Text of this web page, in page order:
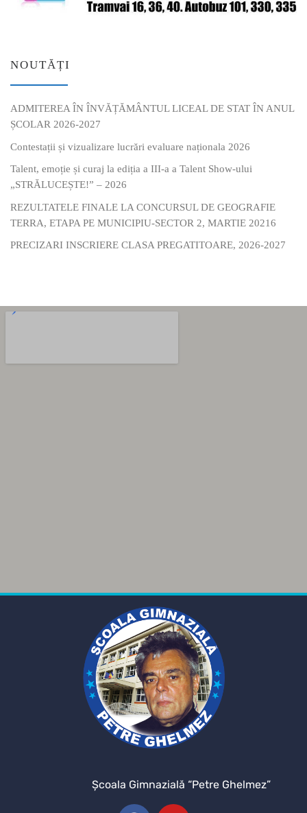
NOUTĂȚI
ADMITEREA ÎN ÎNVĂȚĂMÂNTUL LICEAL DE STAT ÎN ANUL
ȘCOLAR 2026-2027
Contestații și vizualizare lucrări evaluare naționala 2026
Talent, emoție și curaj la ediția a III-a a Talent Show-ului
„STRĂLUCEȘTE!” – 2026
REZULTATELE FINALE LA CONCURSUL DE GEOGRAFIE
TERRA, ETAPA PE MUNICIPIU-SECTOR 2, MARTIE 20216
PRECIZARI INSCRIERE CLASA PREGATITOARE, 2026-2027
Şcoala Gimnazială “Petre Ghelmez”